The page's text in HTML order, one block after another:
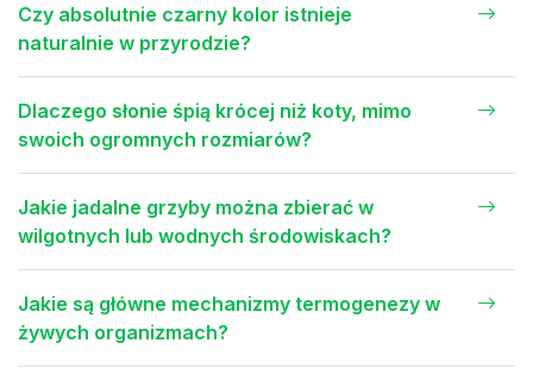
Czy absolutnie czarny kolor istnieje
naturalnie w przyrodzie?
Dlaczego słonie śpią krócej niż koty, mimo
swoich ogromnych rozmiarów?
Jakie jadalne grzyby można zbierać w
wilgotnych lub wodnych środowiskach?
Jakie są główne mechanizmy termogenezy w
żywych organizmach?